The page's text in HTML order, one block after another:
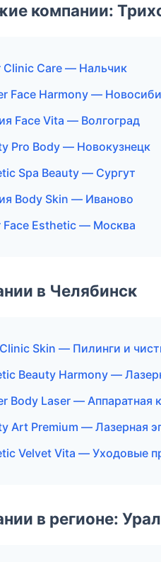
компании:
Clinic Care — Нальчик
Face Harmony —
Face Vita — Волгоград
Pro Body — Новокузнецк
Spa Beauty — Сургут
Body Skin — Иваново
Face Esthetic — Москва
в Челябинск
Skin — Пилинги и
Beauty Harmony —
Body Laser — Аппаратная
Art Premium — Лазерная
Velvet Vita — Уходовые
в регионе: